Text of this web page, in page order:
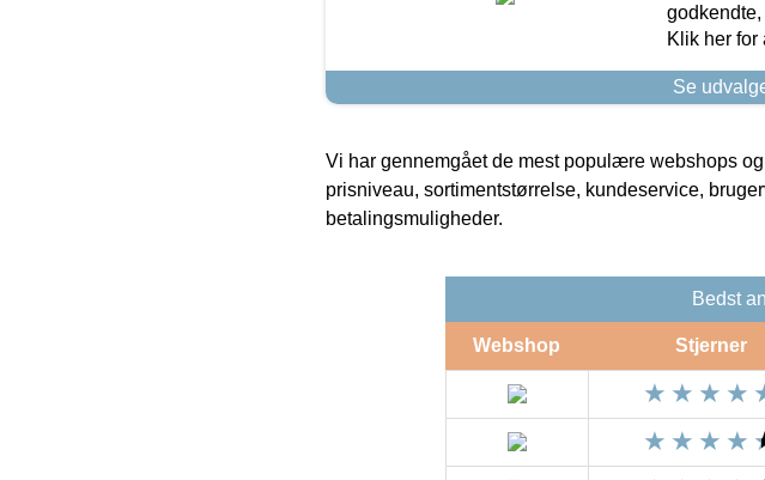
Klik her for
Se
Vi har gennemgået de mest populære webshops
prisniveau, sortimentstørrelse, kundeservice,
betalingsmuligheder.
Bedst
Webshop Stjerner